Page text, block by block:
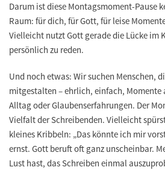
Darum ist diese Montagsmoment-Pause
Raum: für dich, für Gott, für leise
Vielleicht nutzt Gott gerade die Lücke im
persönlich zu reden.
Und noch etwas: Wir suchen Menschen,
mitgestalten – ehrlich, einfach, Momente
Alltag oder Glaubenserfahrungen. Der
Vielfalt der Schreibenden. Vielleicht
kleines Kribbeln: „Das könnte ich mir
ernst. Gott beruft oft ganz unscheinbar.
Lust hast, das Schreiben einmal